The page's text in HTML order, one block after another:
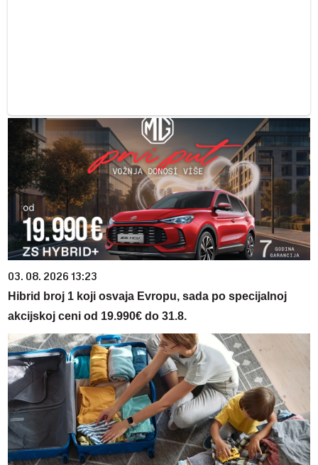
03. 08. 2026 13:23
Hibrid broj 1 koji osvaja Evropu, sada po specijalnoj
akcijskoj ceni od 19.990€ do 31.8.